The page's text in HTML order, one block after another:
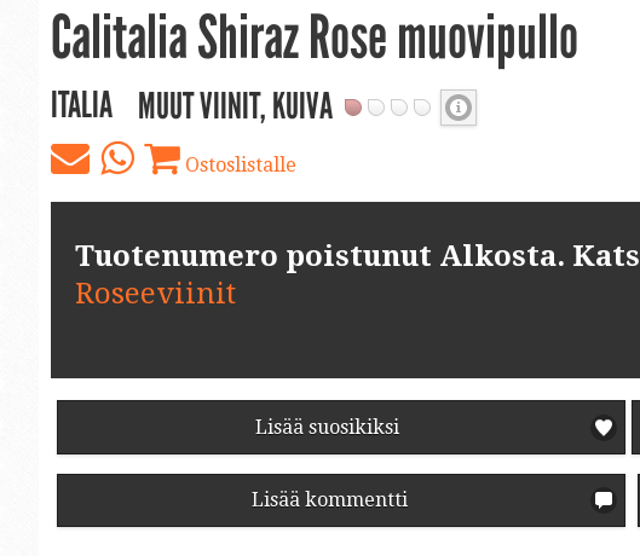
Calitalia Shiraz Rose muovipullo
ITALIA MUUT VIINIT, KUIVA
Ostoslistalle
Tuotenumero poistunut Alkosta.
Roseeviinit
Lisää suosikiksi
Lisää kommentti